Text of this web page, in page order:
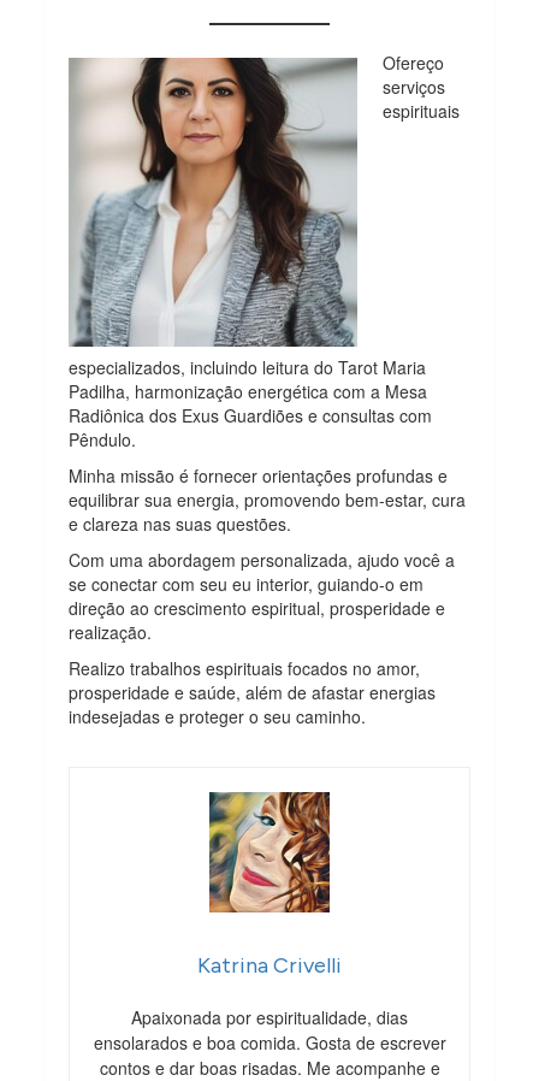
Ofereço
serviços
espirituais
especializados, incluindo leitura do Tarot Maria
Padilha, harmonização energética com a Mesa
Radiônica dos Exus Guardiões e consultas com
Pêndulo.
Minha missão é fornecer orientações profundas e
equilibrar sua energia, promovendo bem-estar, cura
e clareza nas suas questões.
Com uma abordagem personalizada, ajudo você a
se conectar com seu eu interior, guiando-o em
direção ao crescimento espiritual, prosperidade e
realização.
Realizo trabalhos espirituais focados no amor,
prosperidade e saúde, além de afastar energias
indesejadas e proteger o seu caminho.
Katrina Crivelli
Apaixonada por espiritualidade, dias
ensolarados e boa comida. Gosta de escrever
contos e dar boas risadas. Me acompanhe e